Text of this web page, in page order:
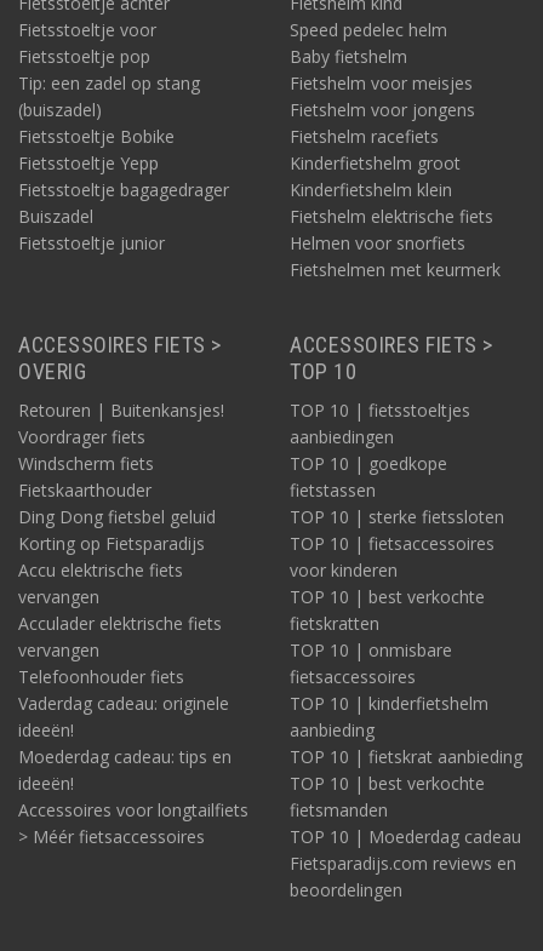
Fietsstoeltje voor
Fietsstoeltje pop
Tip: een zadel op stang
(buiszadel)
Fietsstoeltje Bobike
Fietsstoeltje Yepp
Fietsstoeltje bagagedrager
Buiszadel
Fietsstoeltje junior
Speed pedelec helm
Baby fietshelm
Fietshelm voor meisjes
Fietshelm voor jongens
Fietshelm racefiets
Kinderfietshelm groot
Kinderfietshelm klein
Fietshelm elektrische fiets
Helmen voor snorfiets
Fietshelmen met keurmerk
ACCESSOIRES FIETS >
OVERIG
Retouren | Buitenkansjes!
Voordrager fiets
Windscherm fiets
Fietskaarthouder
Ding Dong fietsbel geluid
Korting op Fietsparadijs
Accu elektrische fiets
vervangen
Acculader elektrische fiets
vervangen
Telefoonhouder fiets
Vaderdag cadeau: originele
ideeën!
Moederdag cadeau: tips en
ideeën!
Accessoires voor longtailfiets
> Méér fietsaccessoires
ACCESSOIRES FIETS >
TOP 10
TOP 10 | fietsstoeltjes
aanbiedingen
TOP 10 | goedkope
fietstassen
TOP 10 | sterke fietssloten
TOP 10 | fietsaccessoires
voor kinderen
TOP 10 | best verkochte
fietskratten
TOP 10 | onmisbare
fietsaccessoires
TOP 10 | kinderfietshelm
aanbieding
TOP 10 | fietskrat aanbieding
TOP 10 | best verkochte
fietsmanden
TOP 10 | Moederdag cadeau
Fietsparadijs.com reviews en
beoordelingen